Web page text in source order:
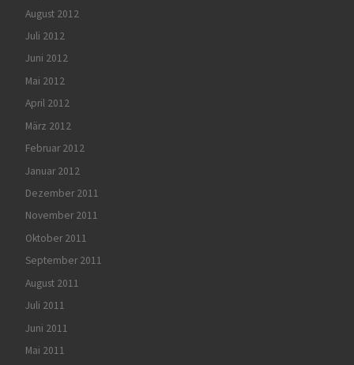
August 2012
Juli 2012
Juni 2012
Mai 2012
April 2012
März 2012
Februar 2012
Januar 2012
Dezember 2011
November 2011
Oktober 2011
September 2011
August 2011
Juli 2011
Juni 2011
Mai 2011